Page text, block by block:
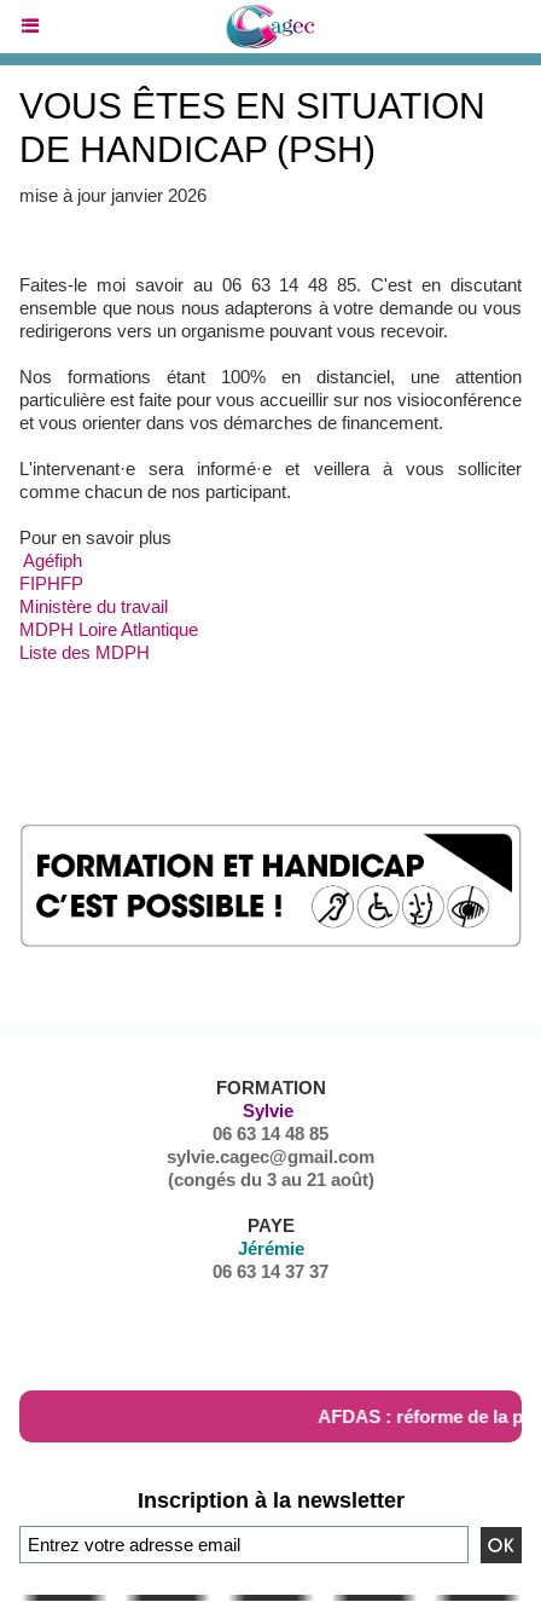
VOUS ÊTES EN SITUATION
DE HANDICAP (PSH)
mise à jour janvier 2026
Faites-le moi savoir au 06 63 14 48 85. C'est en discutant
ensemble que nous nous adapterons à votre demande ou vous
redirigerons vers un organisme pouvant vous recevoir.
Nos formations étant 100% en distanciel, une attention
particulière est faite pour vous accueillir sur nos visioconférence
et vous orienter dans vos démarches de financement.
L'intervenant·e sera informé·e et veillera à vous solliciter
comme chacun de nos participant.
Pour en savoir plus
Agéfiph
FIPHFP
Ministère du travail
MDPH Loire Atlantique
Liste des MDPH
FORMATION
Sylvie
06 63 14 48 85
sylvie.cagec@gmail.com
(congés du 3 au 21 août)
PAYE
Jérémie
06 63 14 37 37
AFDAS : réforme de la
Inscription à la newsletter